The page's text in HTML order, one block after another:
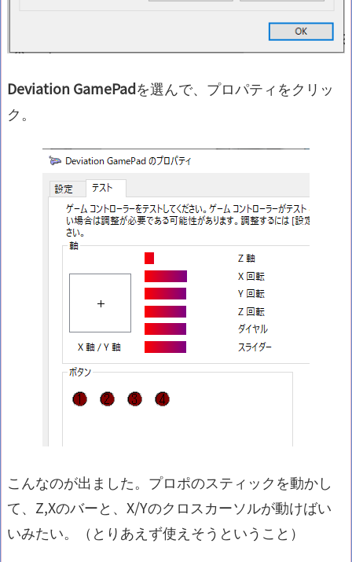
Deviation GamePadを選んで、プロパティをクリッ
ク。
こんなのが出ました。プロポのスティックを動かし
て、Z,Xのバーと、X/Yのクロスカーソルが動けばい
いみたい。（とりあえず使えそうということ）